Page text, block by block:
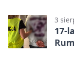
3
17-